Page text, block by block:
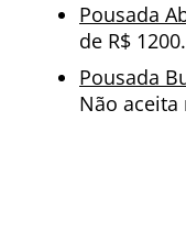
Pousada
de R$ 1200.
Pousada
Não aceita